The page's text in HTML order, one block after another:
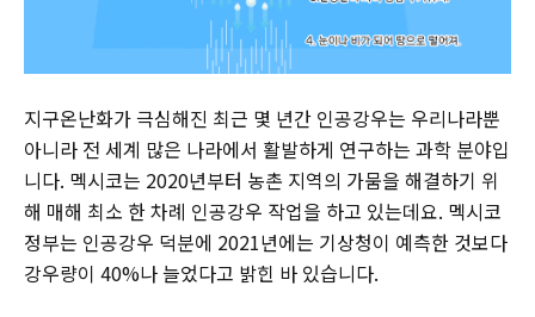
지구온난화가 극심해진 최근 몇 년간 인공강우는 우리나라뿐
아니라 전 세계 많은 나라에서 활발하게 연구하는 과학 분야입
니다. 멕시코는 2020년부터 농촌 지역의 가뭄을 해결하기 위
해 매해 최소 한 차례 인공강우 작업을 하고 있는데요. 멕시코
정부는 인공강우 덕분에 2021년에는 기상청이 예측한 것보다
강우량이 40%나 늘었다고 밝힌 바 있습니다.